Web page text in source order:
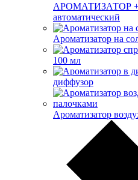
АРОМАТИЗАТОР
автоматический
Ароматизатор на
100 мл
диффузор
Ароматизатор